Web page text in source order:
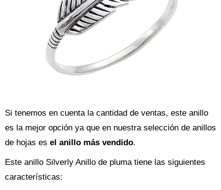
Si tenemos en cuenta la cantidad de ventas, este anillo
es la mejor opción ya que en nuestra selección de anillos
de hojas es el anillo más vendido.
Este anillo Silverly Anillo de pluma tiene las siguientes
características: